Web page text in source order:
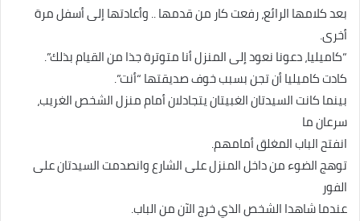
بعد كلامها الرائع، رفعت كار من قدمها .. وأعادتها إلى أسفل مرة
أخرى.
“كاميليا، دعونا نعود إلى المنزل أنا متوترة جذا من القيام بذلك”.
كادت كاميليا أن تجن بسبب خوف صديقتها “أنت”.
بينما كانت السيدتان الغبيتان يتجادلان أمام منزل الشخص الغريب،
سرعان ما
انفتح الباب المغلق أمامهم.
توهج الضوء من داخل المنزل على الشارع وانصدمت السيدتان على
الفور
عندما شاهدا الشخص الذي خرج الآن من الباب.